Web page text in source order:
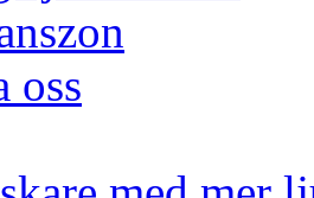
oss